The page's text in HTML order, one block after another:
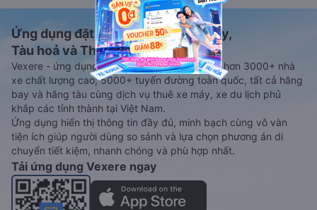
Ứng dụng đặt vé Xe khách, Máy bay,
Tàu hoả và Thuê xe
Vexere - ứng dụng đặt vé đa phương tiện với hơn 3000+ nhà
xe chất lượng cao, 5000+ tuyến đường toàn quốc, tất cả hãng
bay và hãng tàu cùng dịch vụ thuê xe máy, xe du lịch phủ
khắp các tỉnh thành tại Việt Nam.
Ứng dụng hiển thị thông tin đầy đủ, minh bạch cùng vô vàn
tiện ích giúp người dùng so sánh và lựa chọn phương án di
chuyển tiết kiệm, nhanh chóng và phù hợp nhất.
Tải ứng dụng Vexere ngay